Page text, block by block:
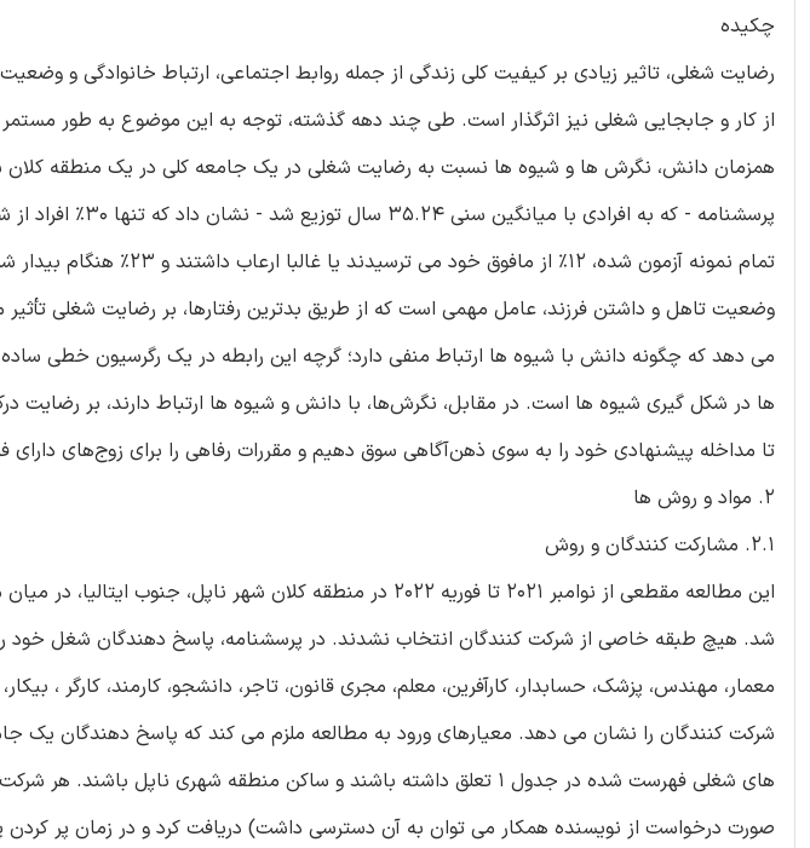
چکیده
رضایت شغلی، تاثیر زیادی بر کیفیت کلی زندگی از جمله روابط اجتماعی، ارتباط خانوادگی و
از کار و جابجایی شغلی نیز اثرگذار است. طی چند دهه گذشته، توجه به این موضوع به طور
پرسشنامه - که به
تمام نمونه‌ آزمون شده، 12% از
وضعیت تاهل و داشتن فرزند، عامل مهمی است که از طریق بدترین رفتارها، بر رضایت شغلی
می دهد که چگونه دانش با شیوه ها ارتباط منفی دارد؛ گرچه این رابطه در یک رگرسیون خطی
ها در شکل گیری شیوه ها است. در مقابل، نگرش‌ها، با دانش و شیوه ها ارتباط دارند، بر رضایت
تا مداخله پیشنهادی خود را به سوی ذهن‌آگاهی سوق دهیم و مقررات رفاهی را برای زوج‌های دارای
2. مواد و روش ها
2.1. مشارکت کنندگان و روش
این مطالعه مقطعی از نوامبر 2021 تا فوریه 2022 در منطقه کلان شهر
شد. هیچ طبقه خاصی از شرکت کنندگان انتخاب نشدند. در پرسشنامه، پاسخ دهندگان شغل خود را
های شغلی فهرست شده در جدول 1 تعلق داشته باشند و ساکن منطقه شهری ناپل
صورت درخواست از نویسنده همکار می توان به آن دسترسی داشت) دریافت کرد و در زمان پر